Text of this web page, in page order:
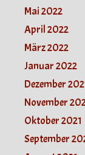
Mai 2022
April 2022
März 2022
Januar 2022
Dezember
November
Oktober 2021
September